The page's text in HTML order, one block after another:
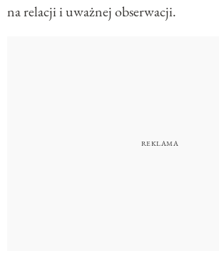
na relacji i uważnej obserwacji.